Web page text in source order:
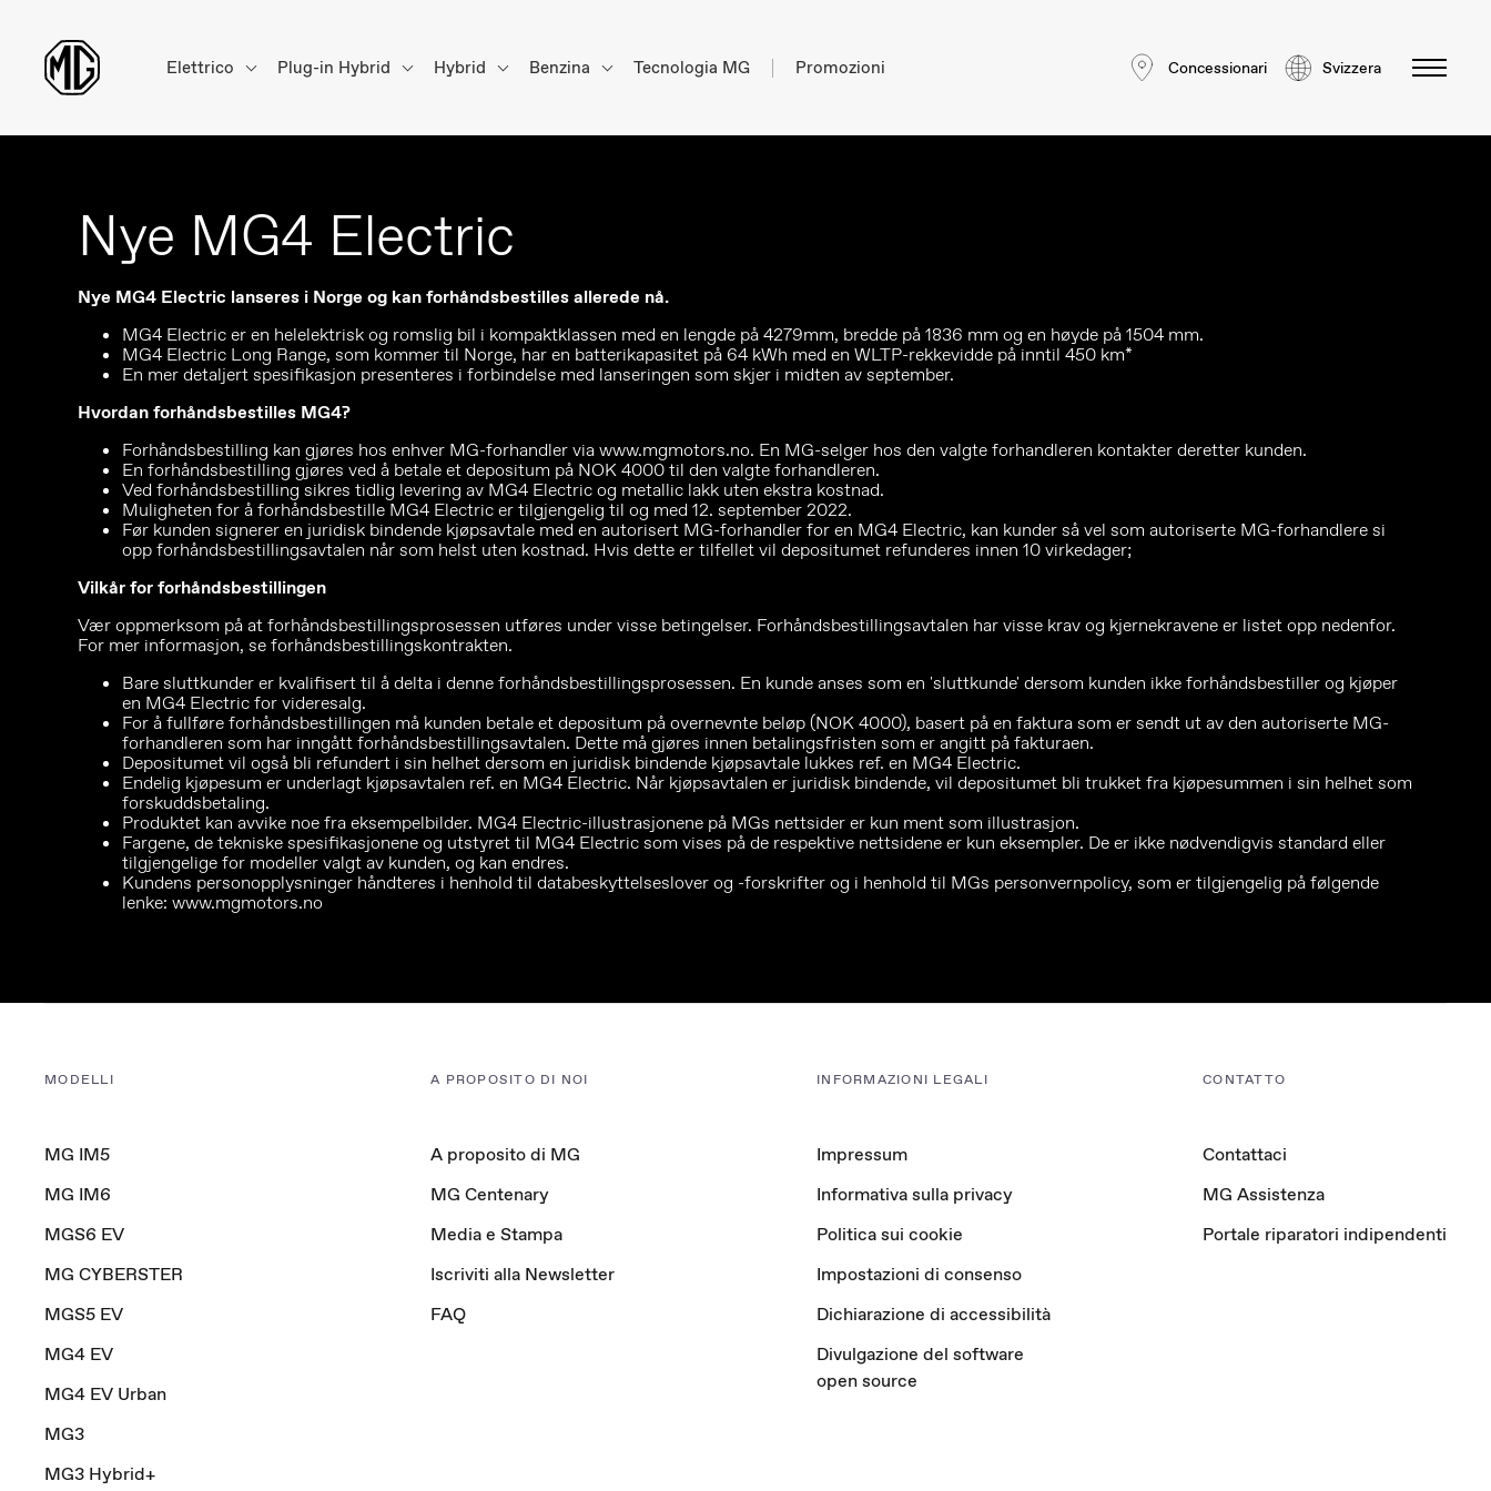
Elettrico Plug-in Hybrid Hybrid Benzina Tecnologia MG Promozioni Concessionari Svizzera
Nye MG4 Electric
Nye MG4 Electric lanseres i Norge og kan forhåndsbestilles allerede nå.
MG4 Electric er en helelektrisk og romslig bil i kompaktklassen med en lengde på 4279mm, bredde på 1836 mm og en høyde på 1504 mm.
MG4 Electric Long Range, som kommer til Norge, har en batterikapasitet på 64 kWh med en WLTP-rekkevidde på inntil 450 km*
En mer detaljert spesifikasjon presenteres i forbindelse med lanseringen som skjer i midten av september.
Hvordan forhåndsbestilles MG4?
Forhåndsbestilling kan gjøres hos enhver MG-forhandler via www.mgmotors.no. En MG-selger hos den valgte forhandleren kontakter deretter kunden.
En forhåndsbestilling gjøres ved å betale et depositum på NOK 4000 til den valgte forhandleren.
Ved forhåndsbestilling sikres tidlig levering av MG4 Electric og metallic lakk uten ekstra kostnad.
Muligheten for å forhåndsbestille MG4 Electric er tilgjengelig til og med 12. september 2022.
Før kunden signerer en juridisk bindende kjøpsavtale med en autorisert MG-forhandler for en MG4 Electric, kan kunder så vel som autoriserte MG-forhandlere si
opp forhåndsbestillingsavtalen når som helst uten kostnad. Hvis dette er tilfellet vil depositumet refunderes innen 10 virkedager;
Vilkår for forhåndsbestillingen
Vær oppmerksom på at forhåndsbestillingsprosessen utføres under visse betingelser. Forhåndsbestillingsavtalen har visse krav og kjernekravene er listet opp nedenfor.
For mer informasjon, se forhåndsbestillingskontrakten.
Bare sluttkunder er kvalifisert til å delta i denne forhåndsbestillingsprosessen. En kunde anses som en 'sluttkunde' dersom kunden ikke forhåndsbestiller og kjøper
en MG4 Electric for videresalg.
For å fullføre forhåndsbestillingen må kunden betale et depositum på overnevnte beløp (NOK 4000), basert på en faktura som er sendt ut av den autoriserte MG-
forhandleren som har inngått forhåndsbestillingsavtalen. Dette må gjøres innen betalingsfristen som er angitt på fakturaen.
Depositumet vil også bli refundert i sin helhet dersom en juridisk bindende kjøpsavtale lukkes ref. en MG4 Electric.
Endelig kjøpesum er underlagt kjøpsavtalen ref. en MG4 Electric. Når kjøpsavtalen er juridisk bindende, vil depositumet bli trukket fra kjøpesummen i sin helhet som
forskuddsbetaling.
Produktet kan avvike noe fra eksempelbilder. MG4 Electric-illustrasjonene på MGs nettsider er kun ment som illustrasjon.
Fargene, de tekniske spesifikasjonene og utstyret til MG4 Electric som vises på de respektive nettsidene er kun eksempler. De er ikke nødvendigvis standard eller
tilgjengelige for modeller valgt av kunden, og kan endres.
Kundens personopplysninger håndteres i henhold til databeskyttelseslover og -forskrifter og i henhold til MGs personvernpolicy, som er tilgjengelig på følgende
lenke: www.mgmotors.no
MODELLI
MG IM5
MG IM6
MGS6 EV
MG CYBERSTER
MGS5 EV
MG4 EV
MG4 EV Urban
MG3
MG3 Hybrid+
A PROPOSITO DI NOI
A proposito di MG
MG Centenary
Media e Stampa
Iscriviti alla Newsletter
FAQ
INFORMAZIONI LEGALI
Impressum
Informativa sulla privacy
Politica sui cookie
Impostazioni di consenso
Dichiarazione di accessibilità
Divulgazione del software
open source
CONTATTO
Contattaci
MG Assistenza
Portale riparatori indipendenti